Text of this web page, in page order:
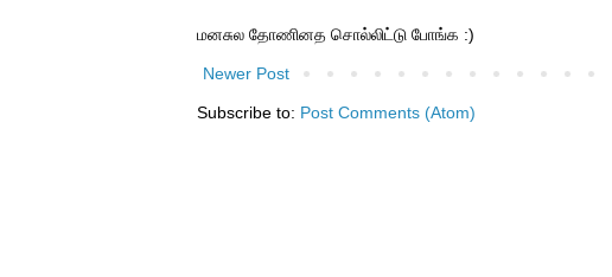
மனசுல தோணினத சொல்லிட்டு போங்க :)
Newer Post
Subscribe to: Post Comments (Atom)